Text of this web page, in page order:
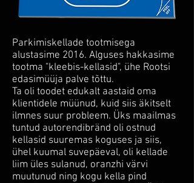
Parkimiskellade tootmisega
alustasime 2016. Alguses hakkasime
tootma "kleebis-kellasid", ühe Rootsi
edasimüüja palve tõttu.
Ta oli toodet edukalt aastaid oma
klientidele müünud, kuid siis äkitselt
ilmnes suur probleem. Üks maailmas
tuntud autorendibränd oli ostnud
kellasid suuremas koguses ja siis,
ühel kuumal suvepäeval, oli kellade
liim üles sulanud, oranzhi värvi
muutunud ning kogu kella pind